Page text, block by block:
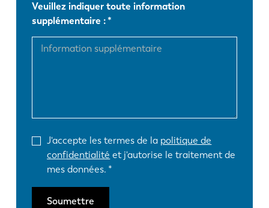
Veuillez indiquer toute information
supplémentaire :
J'accepte les termes de la politique de
confidentialité et j'autorise le traitement de
mes données.
Soumettre
KO CN